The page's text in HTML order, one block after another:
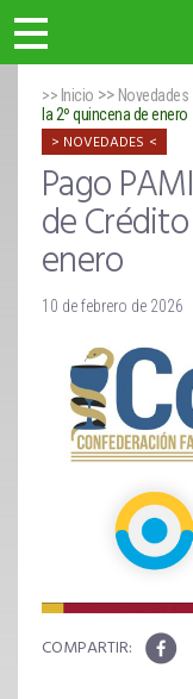
>> Inicio >> Novedades
la 2º quincena de enero
NOVEDADES
Pago
de
enero
10 de febrero de 2026